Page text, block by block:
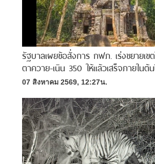
รัฐบาลเผยข้อสั่งการ กฟภ. เร่งขยายเ
ตาควาย-เนิน 350 ให้แล้วเสร็จภายในต้
07 สิงหาคม 2569, 12:27น.